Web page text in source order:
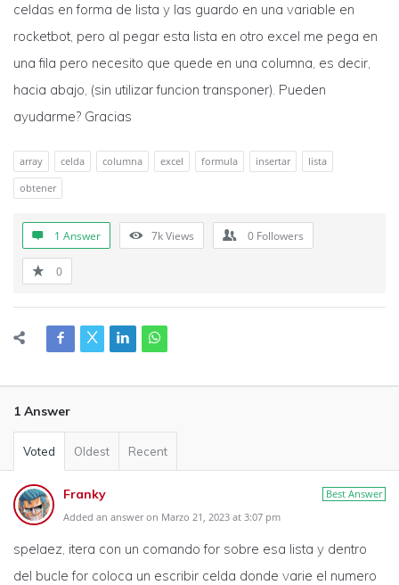
celdas en forma de lista y las guardo en una variable en
rocketbot, pero al pegar esta lista en otro excel me pega en
una fila pero necesito que quede en una columna, es decir,
hacia abajo, (sin utilizar funcion transponer). Pueden
ayudarme? Gracias
array celda columna excel formula insertar
lista
obtener
1 Answer 7kViews 0 Followers
0
1 Answer
Voted Oldest Recent
Best Answer
Franky
Added an answer on Marzo 21, 2023 at 3:07 pm
spelaez, itera con un comando for sobre esa lista y dentro
del bucle for coloca un escribir celda donde varie el numero